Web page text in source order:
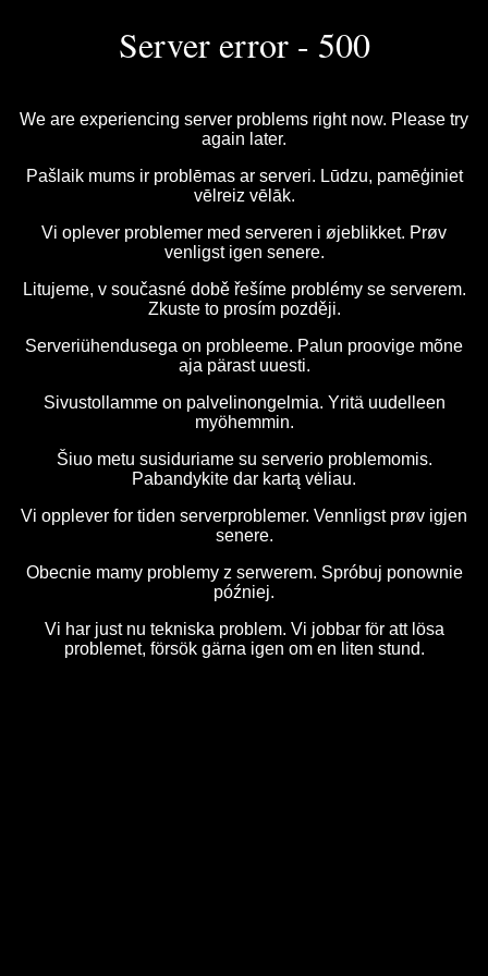
Server error - 500
We are experiencing server problems right now. Please try
again later.
Pašlaik mums ir problēmas ar serveri. Lūdzu, pamēģiniet
vēlreiz vēlāk.
Vi oplever problemer med serveren i øjeblikket. Prøv
venligst igen senere.
Litujeme, v současné době řešíme problémy se serverem.
Zkuste to prosím později.
Serveriühendusega on probleeme. Palun proovige mõne
aja pärast uuesti.
Sivustollamme on palvelinongelmia. Yritä uudelleen
myöhemmin.
Šiuo metu susiduriame su serverio problemomis.
Pabandykite dar kartą vėliau.
Vi opplever for tiden serverproblemer. Vennligst prøv igjen
senere.
Obecnie mamy problemy z serwerem. Spróbuj ponownie
później.
Vi har just nu tekniska problem. Vi jobbar för att lösa
problemet, försök gärna igen om en liten stund.